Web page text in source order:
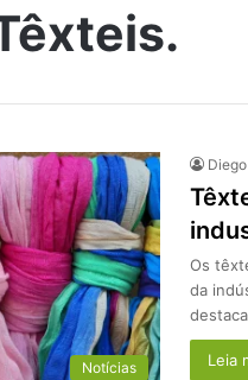
Notícias
Os
da
Leia